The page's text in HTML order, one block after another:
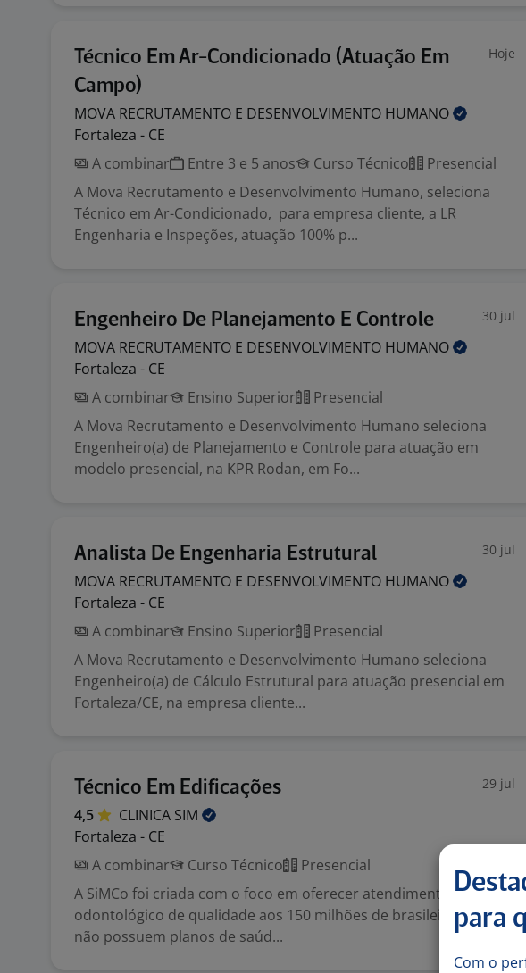
Técnico Em Ar-Condicionado (Atuação Em
Campo)
Hoje
MOVA RECRUTAMENTO E DESENVOLVIMENTO HUMANO
Fortaleza - CE
A combinar
Entre 3 e 5 anos Curso Técnico
Presencial
A Mova Recrutamento e Desenvolvimento Humano, seleciona
Técnico em Ar-Condicionado, para empresa cliente, a LR
Engenharia e Inspeções, atuação 100% p...
Engenheiro De Planejamento E Controle 30 jul
MOVA RECRUTAMENTO E DESENVOLVIMENTO HUMANO
Fortaleza - CE
A combinar
Ensino Superior
Presencial
A Mova Recrutamento e Desenvolvimento Humano seleciona
Engenheiro(a) de Planejamento e Controle para atuação em
modelo presencial, na KPR Rodan, em Fo...
Analista De Engenharia Estrutural 30 jul
MOVA RECRUTAMENTO E DESENVOLVIMENTO HUMANO
Fortaleza - CE
A combinar
Ensino Superior
Presencial
A Mova Recrutamento e Desenvolvimento Humano seleciona
Engenheiro(a) de Cálculo Estrutural para atuação presencial em
Fortaleza/CE, na empresa cliente...
Técnico Em Edificações 29 jul
4,5 CLINICA SIM
Fortaleza - CE
A combinar
Curso Técnico
Presencial
A SiMCo foi criada com o foco em oferecer atendimento médico e
odontológico de qualidade aos 150 milhões de brasileiros que
não possuem planos de saúd...
para
Com o